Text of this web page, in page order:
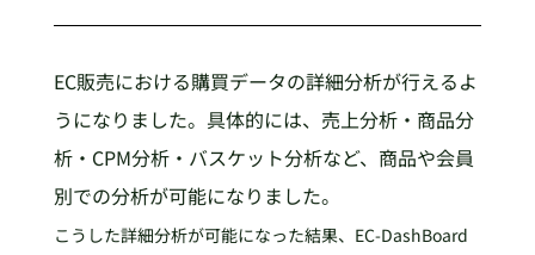
EC販売における購買データの詳細分析が行えるよ
うになりました。具体的には、売上分析・商品分
析・CPM分析・バスケット分析など、商品や会員
別での分析が可能になりました。
こうした詳細分析が可能になった結果、EC-DashBoard